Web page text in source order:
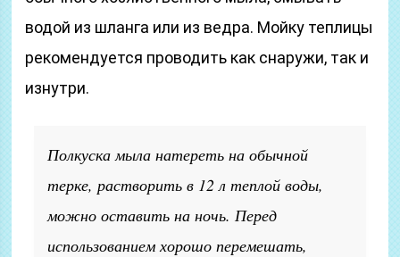
водой из шланга или из ведра. Мойку теплицы
рекомендуется проводить как снаружи, так и
изнутри.
Полкуска мыла натереть на обычной
терке, растворить в 12 л теплой воды,
можно оставить на ночь. Перед
использованием хорошо перемешать,